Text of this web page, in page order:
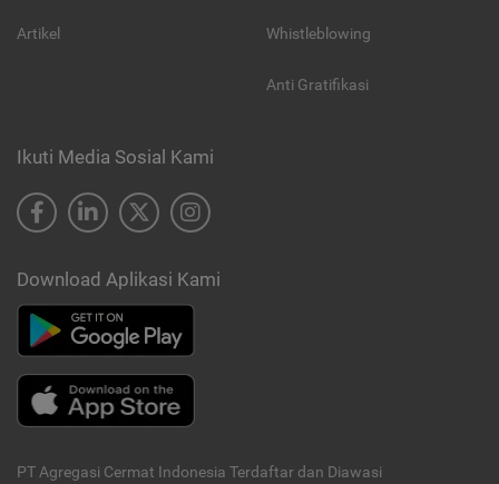
Artikel Whistleblowing
Anti Gratifikasi
Ikuti Media Sosial Kami
Download Aplikasi Kami
PT Agregasi Cermat Indonesia Terdaftar dan Diawasi